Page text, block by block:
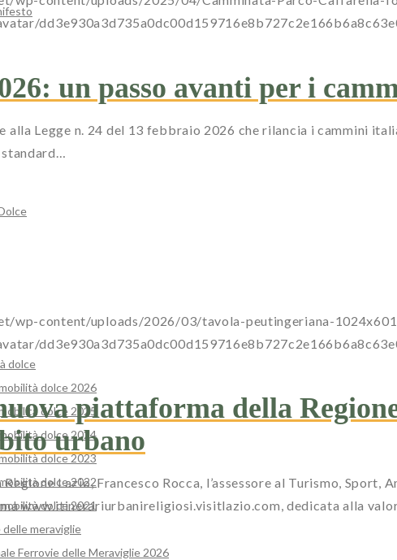
dolce
dolce 2026
dolce 2025
dolce 2024
dolce 2023
dolce 2022
dolce 2021
meraviglie
Ferrovie delle Meraviglie 2026
un passo avanti per i
alla Legge n. 24 del 13 febbraio 2026 che rilancia i cammini
wp-content/uploads/2026/03/tavola-peutingeriana-
piattaforma della
urbano
Lazio, Francesco Rocca, l’assessore al Turismo, Sport,
www.itinerariurbanireligiosi.visitlazio.com, dedicata alla